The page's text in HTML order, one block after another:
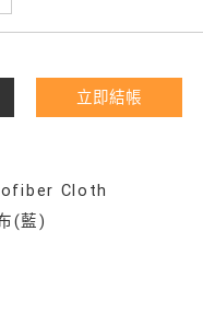
立即結帳
Cloth
(藍)